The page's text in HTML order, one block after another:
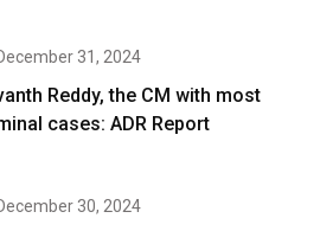
31, 2024
Reddy, the CM with most
cases: ADR Report
30, 2024